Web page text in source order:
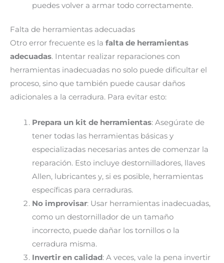
puedes volver a armar todo correctamente.
Falta de herramientas adecuadas
Otro error frecuente es la falta de herramientas
adecuadas. Intentar realizar reparaciones con
herramientas inadecuadas no solo puede dificultar el
proceso, sino que también puede causar daños
adicionales a la cerradura. Para evitar esto:
Prepara un kit de herramientas: Asegúrate de
tener todas las herramientas básicas y
especializadas necesarias antes de comenzar la
reparación. Esto incluye destornilladores, llaves
Allen, lubricantes y, si es posible, herramientas
específicas para cerraduras.
No improvisar: Usar herramientas inadecuadas,
como un destornillador de un tamaño
incorrecto, puede dañar los tornillos o la
cerradura misma.
Invertir en calidad: A veces, vale la pena invertir